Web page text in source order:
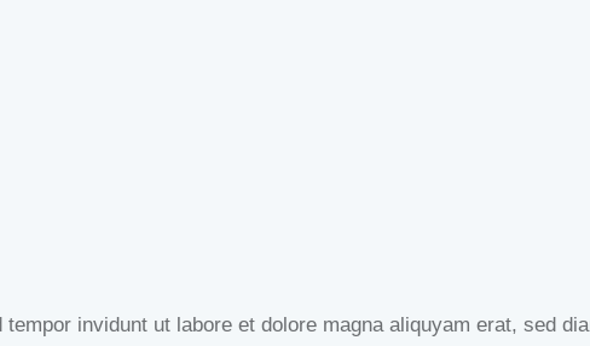
invidunt ut labore et dolore magna aliquyam erat, sed